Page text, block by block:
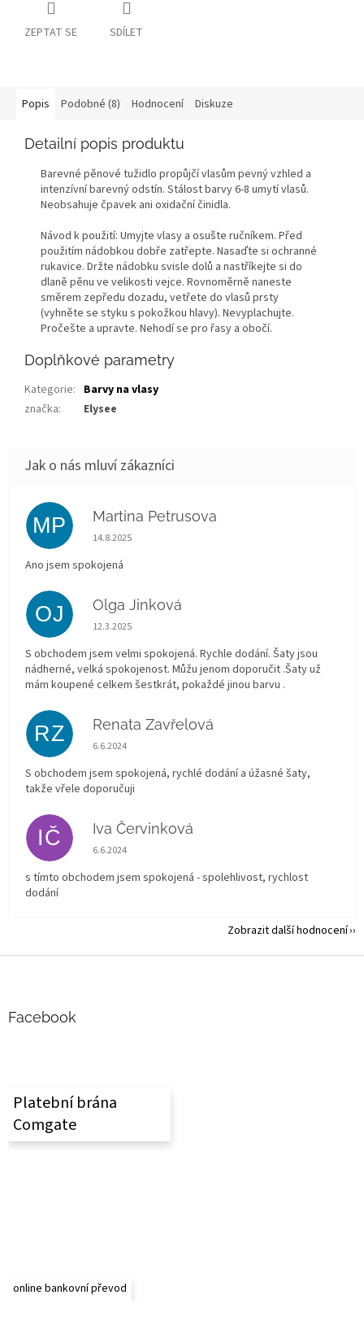
ZEPTAT SE SDÍLET
Popis Podobné (8) Hodnocení Diskuze
Detailní popis produktu
Barevné pěnové tužidlo propůjčí vlasům pevný vzhled a
intenzívní barevný odstín. Stálost barvy 6-8 umytí vlasů.
Neobsahuje čpavek ani oxidační činidla.
Návod k použití: Umyjte vlasy a osušte ručníkem. Před
použitím nádobkou dobře zatřepte. Nasaďte si ochranné
rukavice. Držte nádobku svisle dolů a nastříkejte si do
dlaně pěnu ve velikosti vejce. Rovnoměrně naneste
směrem zepředu dozadu, vetřete do vlasů prsty
(vyhněte se styku s pokožkou hlavy). Nevyplachujte.
Pročešte a upravte. Nehodí se pro řasy a obočí.
Doplňkové parametry
Kategorie: Barvy na vlasy
značka: Elysee
MP Martina Petrusova
Hodnocení obchodu je 5 z 5 hvězdiček.
14.8.2025
Ano jsem spokojená
OJ Olga Jinková
Hodnocení obchodu je 5 z 5 hvězdiček.
12.3.2025
S obchodem jsem velmi spokojená. Rychle dodání. Šaty jsou
nádherné, velká spokojenost. Můžu jenom doporučit .Šaty už
mám koupené celkem šestkrát, pokaždé jinou barvu .
RZ Renata Zavřelová
Hodnocení obchodu je 5 z 5 hvězdiček.
6.6.2024
S obchodem jsem spokojená, rychlé dodání a úžasné šaty,
takže vřele doporučuji
IČ Iva Červinková
Hodnocení obchodu je 5 z 5 hvězdiček.
6.6.2024
s tímto obchodem jsem spokojená - spolehlivost, rychlost
dodání
Zobrazit další hodnocení
Facebook
Platební brána
Comgate
online bankovní převod